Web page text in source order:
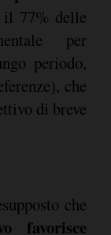
il 77% delle
per
periodo,
che
di breve
che
favorisce